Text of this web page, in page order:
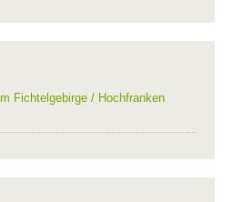
Fichtelgebirge / Hochfranken